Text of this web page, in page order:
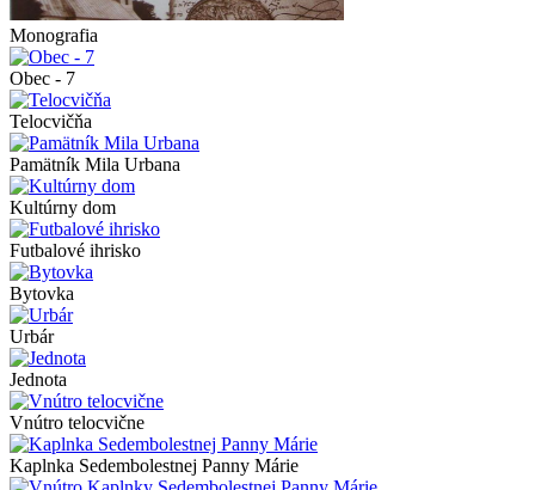
Monografia
Obec - 7
Telocvičňa
Pamätník Mila Urbana
Kultúrny dom
Futbalové ihrisko
Bytovka
Urbár
Jednota
Vnútro telocvične
Kaplnka Sedembolestnej Panny Márie